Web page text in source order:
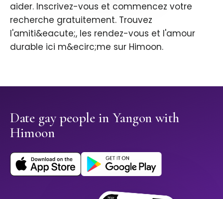
aider. Inscrivez-vous et commencez votre
recherche gratuitement. Trouvez
l'amiti&eacute;, les rendez-vous et l'amour
durable ici m&ecirc;me sur Himoon.
Date gay people in Yangon with
Himoon